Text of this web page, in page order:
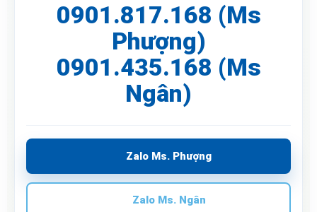
0901.817.168 (Ms
Phượng)
0901.435.168 (Ms
Ngân)
Zalo Ms. Phượng
Zalo Ms. Ngân